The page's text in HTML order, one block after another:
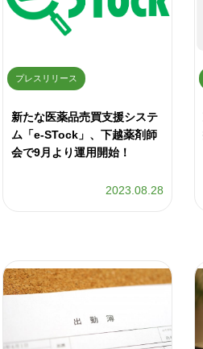
プレスリリース
新たな医薬品売買支援システ
ム「e-STock」、下越薬剤師
会で9月より運用開始！
2023.08.28